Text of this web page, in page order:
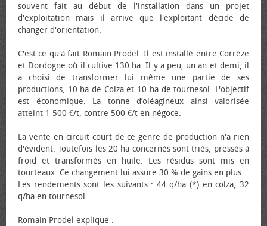
souvent fait au début de l'installation dans un projet
d'exploitation mais il arrive que l'exploitant décide de
changer d'orientation.
C'est ce qu'à fait Romain Prodel. Il est installé entre Corrèze
et Dordogne où il cultive 130 ha. Il y a peu, un an et demi, il
a choisi de transformer lui même une partie de ses
productions, 10 ha de Colza et 10 ha de tournesol. L'objectif
est économique. La tonne d’oléagineux ainsi valorisée
atteint 1 500 €/t, contre 500 €/t en négoce.
La vente en circuit court de ce genre de production n'a rien
d'évident. Toutefois les 20 ha concernés sont triés, pressés à
froid et transformés en huile. Les résidus sont mis en
tourteaux. Ce changement lui assure 30 % de gains en plus.
Les rendements sont les suivants : 44 q/ha (*) en colza, 32
q/ha en tournesol.
Romain Prodel explique :